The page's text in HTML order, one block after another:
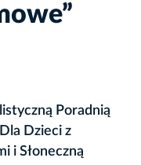
Poradnią
Dzieci z
i Słoneczną